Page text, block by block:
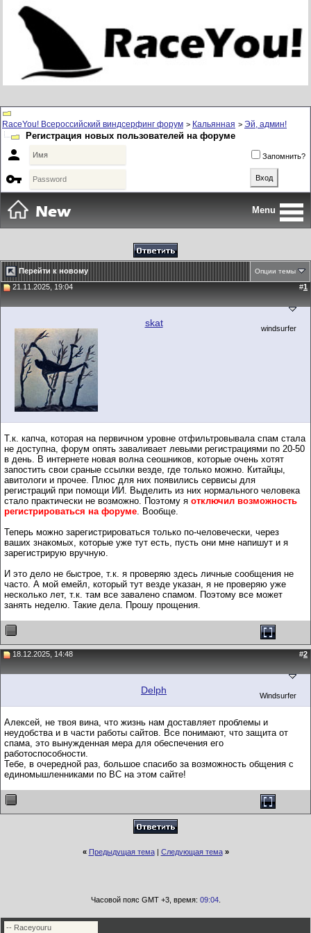
RaceYou! Всероссийский виндсерфинг форум > Кальянная > Эй, админ!
Регистрация новых пользователей на форуме
 Запомнить?

Menu
Перейти к новому Опции темы
21.11.2025, 19:04 #1
skat windsurfer
Т.к. капча, которая на первичном уровне отфильтровывала спам стала
не доступна, форум опять заваливает левыми регистрациями по 20-50
в день. В интернете новая волна сеошников, которые очень хотят
запостить свои сраные ссылки везде, где только можно. Китайцы,
авитологи и прочее. Плюс для них появились сервисы для
регистраций при помощи ИИ. Выделить из них нормального человека
стало практически не возможно. Поэтому я отключил возможность
регистрироваться на форуме. Вообще.
Теперь можно зарегистрироваться только по-человечески, через
ваших знакомых, которые уже тут есть, пусть они мне напишут и я
зарегистрирую вручную.
И это дело не быстрое, т.к. я проверяю здесь личные сообщения не
часто. А мой емейл, который тут везде указан, я не проверяю уже
несколько лет, т.к. там все завалено спамом. Поэтому все может
занять неделю. Такие дела. Прошу прощения.
18.12.2025, 14:48 #2
Delph Windsurfer
Алексей, не твоя вина, что жизнь нам доставляет проблемы и
неудобства и в части работы сайтов. Все понимают, что защита от
спама, это вынужденная мера для обеспечения его
работоспособности.
Тебе, в очередной раз, большое спасибо за возможность общения с
единомышленниками по ВС на этом сайте!
« Предыдущая тема| Следующая тема »
Часовой пояс GMT +3, время: 09:04.